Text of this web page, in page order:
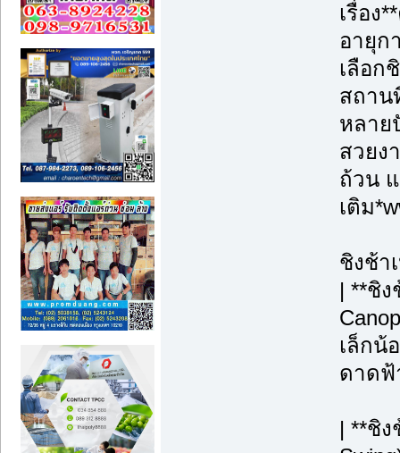
เรื่อง
อายุก
เลือก
สถาน
หลาย
สวยง
ถ้วน
เติม
ชิงช้า
| **ชิง
เล็กน้
ดาดฟ้
| **ชิ